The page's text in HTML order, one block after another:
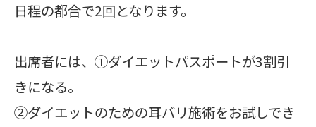
日程の都合で2回となります。
出席者には、①ダイエットパスポートが3割引
きになる。
②ダイエットのための耳バリ施術をお試しでき